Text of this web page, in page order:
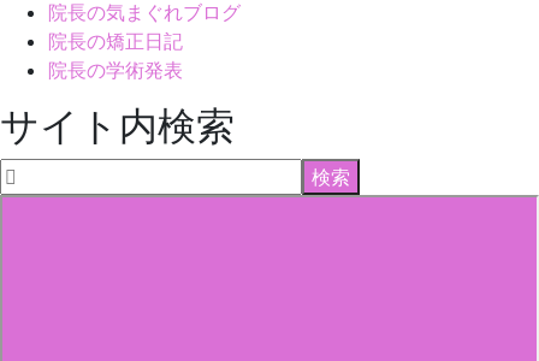
院長の気まぐれブログ
院長の矯正日記
院長の学術発表
サイト内検索